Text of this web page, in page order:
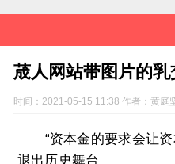
荿人网站带图片的
时间：2021-05-15 11:38 作者：黄庭
“资本金的要求会让资
退出历史舞台